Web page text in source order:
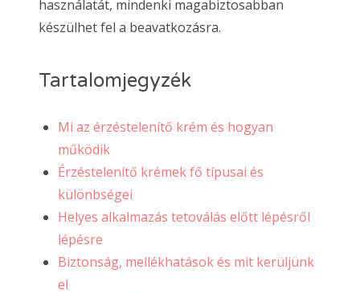
használatát, mindenki magabiztosabban
készülhet fel a beavatkozásra.
Tartalomjegyzék
Mi az érzéstelenítő krém és hogyan
működik
Érzéstelenítő krémek fő típusai és
különbségei
Helyes alkalmazás tetoválás előtt lépésről
lépésre
Biztonság, mellékhatások és mit kerüljünk
el